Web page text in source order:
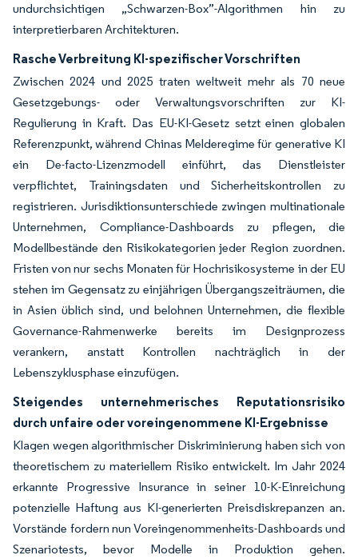
undurchsichtigen „Schwarzen-Box”-Algorithmen hin zu
interpretierbaren Architekturen.
Rasche Verbreitung KI-spezifischer Vorschriften
Zwischen 2024 und 2025 traten weltweit mehr als 70 neue
Gesetzgebungs- oder Verwaltungsvorschriften zur KI-
Regulierung in Kraft. Das EU-KI-Gesetz setzt einen globalen
Referenzpunkt, während Chinas Melderegime für generative KI
ein De-facto-Lizenzmodell einführt, das Dienstleister
verpflichtet, Trainingsdaten und Sicherheitskontrollen zu
registrieren. Jurisdiktionsunterschiede zwingen multinationale
Unternehmen, Compliance-Dashboards zu pflegen, die
Modellbestände den Risikokategorien jeder Region zuordnen.
Fristen von nur sechs Monaten für Hochrisikosysteme in der EU
stehen im Gegensatz zu einjährigen Übergangszeiträumen, die
in Asien üblich sind, und belohnen Unternehmen, die flexible
Governance-Rahmenwerke bereits im Designprozess
verankern, anstatt Kontrollen nachträglich in der
Lebenszyklusphase einzufügen.
Steigendes unternehmerisches Reputationsrisiko
durch unfaire oder voreingenommene KI-Ergebnisse
Klagen wegen algorithmischer Diskriminierung haben sich von
theoretischem zu materiellem Risiko entwickelt. Im Jahr 2024
erkannte Progressive Insurance in seiner 10-K-Einreichung
potenzielle Haftung aus KI-generierten Preisdiskrepanzen an.
Vorstände fordern nun Voreingenommenheits-Dashboards und
Szenariotests, bevor Modelle in Produktion gehen.